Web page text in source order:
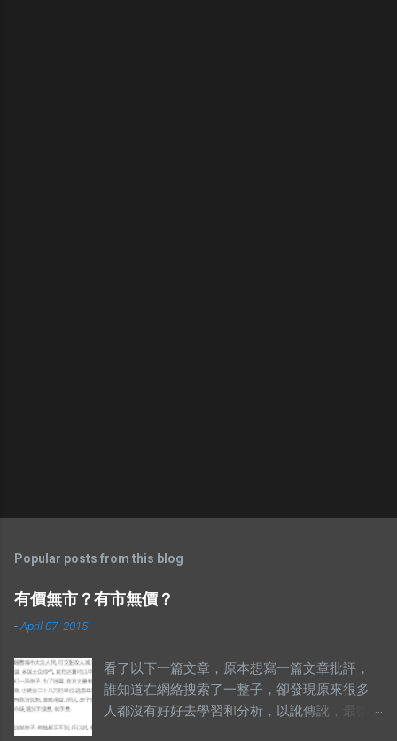
Popular posts from this blog
有價無市？有市無價？
-April 07, 2015
看了以下一篇文章，原本想寫一篇文章批評，
誰知道在網絡搜索了一整子，卻發現原來很多
人都沒有好好去學習和分析，以訛傳訛，最後